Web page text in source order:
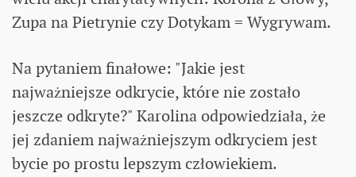
Zupa na Pietrynie czy Dotykam = Wygrywam.
Na pytaniem finałowe: "Jakie jest
najważniejsze odkrycie, które nie zostało
jeszcze odkryte?" Karolina odpowiedziała, że
jej zdaniem najważniejszym odkryciem jest
bycie po prostu lepszym człowiekiem.